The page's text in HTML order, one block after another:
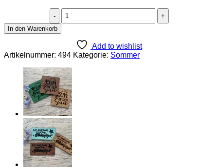
Lederlabel
"Family
Menge
In den Warenkorb
Add to wishlist
Artikelnummer: 494 Kategorie: Sommer